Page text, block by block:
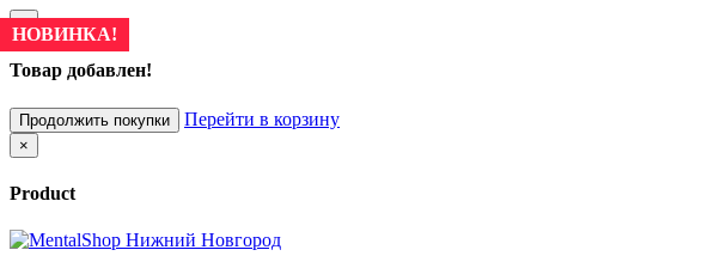
×
Товар добавлен!
Продолжить покупки Перейти в корзину
×
Product
НОВИНКА!